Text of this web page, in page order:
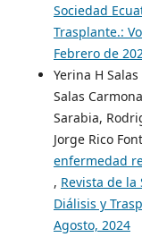
Sociedad
Trasplante.:
Febrero de
Yerina H
Salas
Sarabia,
Jorge Rico
enfermedad
, Revista de
Diálisis y
Agosto, 2024